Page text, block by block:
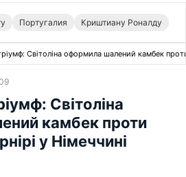
Португалия Криштиану Роналду
Світоліна оформила шалений камбек
Світоліна
камбек проти
у Німеччині